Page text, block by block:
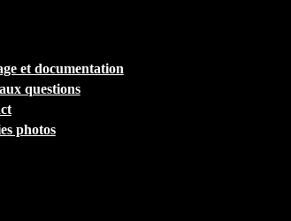
et documentation
questions
photos